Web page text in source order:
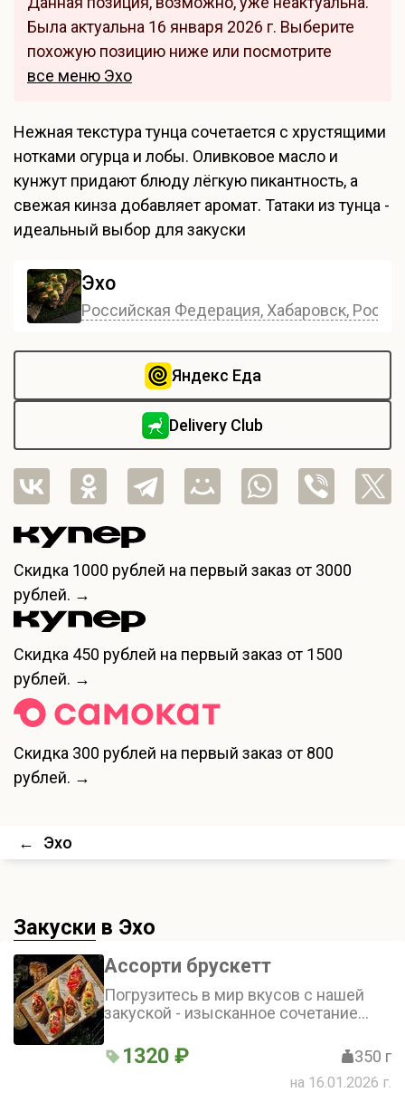
Была актуальна 16 января 2026 г. Выберите
похожую позицию ниже или посмотрите
все меню Эхо
Нежная текстура тунца сочетается с хрустящими
нотками огурца и лобы. Оливковое масло и
кунжут придают блюду лёгкую пикантность, а
свежая кинза добавляет аромат. Татаки из тунца -
идеальный выбор для закуски
Эхо
Российская Федерация, Хабаровск,
Яндекс Еда
Delivery Club
Скидка 1000 рублей на первый заказ от 3000
рублей. →
Скидка 450 рублей на первый заказ от 1500
рублей. →
Скидка 300 рублей на первый заказ от 800
рублей. →
← Эхо
Закуски в Эхо
Ассорти брускетт
Погрузитесь в мир вкусов с нашей
закуской - изысканное сочетание
разнообразных топпингов: от
сливочного крема до тартара из
говядины и морепродуктов. Каждый
1320 ₽ 350 г
на 16.01.2026 г.